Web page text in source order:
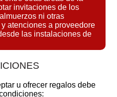
invitaciones de los
ni otras
atenciones a proveedore
las instalaciones de
u ofrecer regalos debe